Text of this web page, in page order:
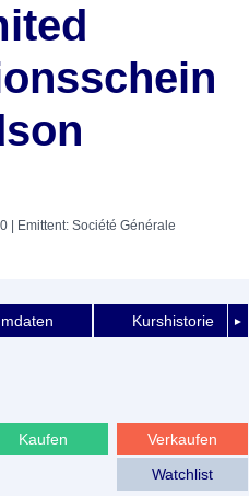
| Emittent: Société Générale
►
Kurshistorie
Verkaufen
Kaufen
Watchlist